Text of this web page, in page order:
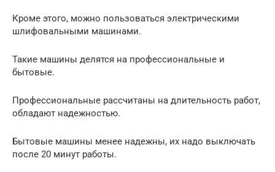
Кроме этого, можно пользоваться электрическими
шлифовальными машинами.
Такие машины делятся на профессиональные и
бытовые.
Профессиональные рассчитаны на длительность работ,
обладают надежностью.
Бытовые машины менее надежны, их надо выключать
после 20 минут работы.